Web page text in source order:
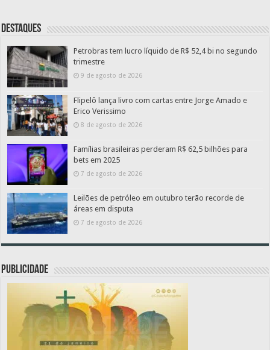
Destaques
Petrobras tem lucro líquido de R$ 52,4 bi no segundo
trimestre
9 de agosto de 2026
Flipelô lança livro com cartas entre Jorge Amado e
Erico Verissimo
8 de agosto de 2026
Famílias brasileiras perderam R$ 62,5 bilhões para
bets em 2025
7 de agosto de 2026
Leilões de petróleo em outubro terão recorde de
áreas em disputa
7 de agosto de 2026
PUBLICIDADE